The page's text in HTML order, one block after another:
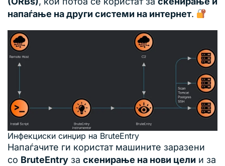
напаѓање на други системи на интернет.
Инфекциски синџир на BruteEntry
Напаѓачите ги користат машините заразени
со BruteEntry за скенирање на нови цели и за